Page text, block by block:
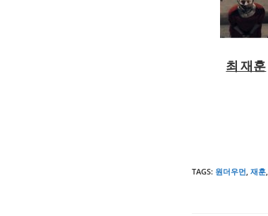
최 재훈
TAGS: 원더우먼, 재훈,